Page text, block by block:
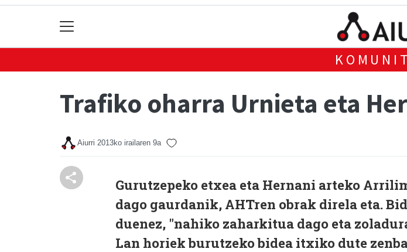
Trafiko oharra Urnieta eta
Aiurri 2013ko irailaren 9a
Gurutzepeko etxea eta Hernani arteko
dago gaurdanik, AHTren obrak direla eta.
duenez, "nahiko zaharkitua dago eta
Lan horiek burutzeko bidea itxiko dute